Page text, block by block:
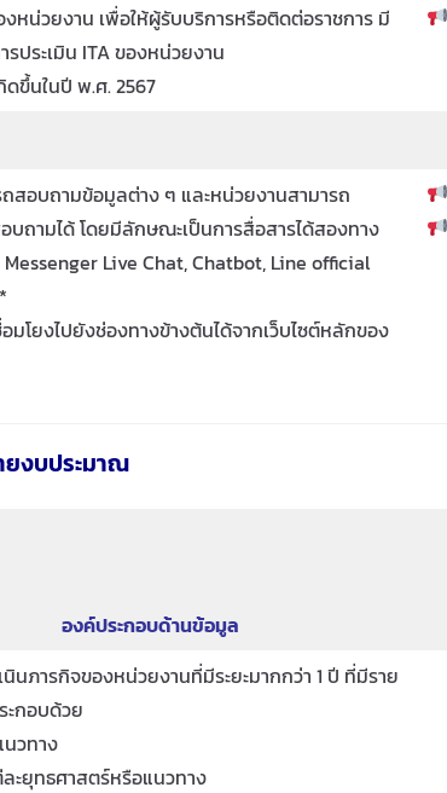
หน่วยงาน เพื่อให้ผู้รับบริการหรือติดต่อราชการ มี
รประเมิน ITA ของหน่วยงาน
ดขึ้นในปี พ.ศ. 2567
สอบถามข้อมูลต่าง ๆ และหน่วยงานสามารถ
ถามได้ โดยมีลักษณะเป็นการสื่อสารได้สองทาง
Live Chat, Chatbot, Line official
มโยงไปยังช่องทางข้างต้นได้จากเว็บไซต์หลักของ
ยงบประมาณ
องค์ประกอบด้านข้อมูล
นภารกิจของหน่วยงานที่มีระยะมากกว่า 1 ปี ที่มีราย
ะกอบด้วย
วทาง
ะยุทธศาสตร์หรือแนวทาง